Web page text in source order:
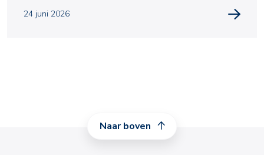
24 juni 2026
Naar boven